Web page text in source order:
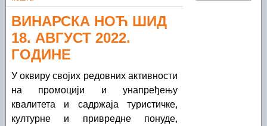
ВИНАРСКА НОЋ ШИД
18. АВГУСТ 2022.
ГОДИНЕ
У оквиру својих редовних активности
на промоцији и унапређењу
квалитета и садржаја туристичке,
културне и привредне понуде,